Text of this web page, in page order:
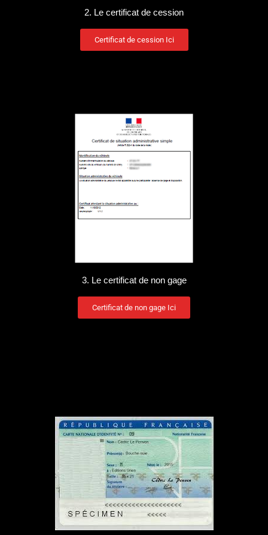
2. Le certificat de cession
Certificat de cession Ici
3. Le certificat de non gage
Certificat de non gage Ici